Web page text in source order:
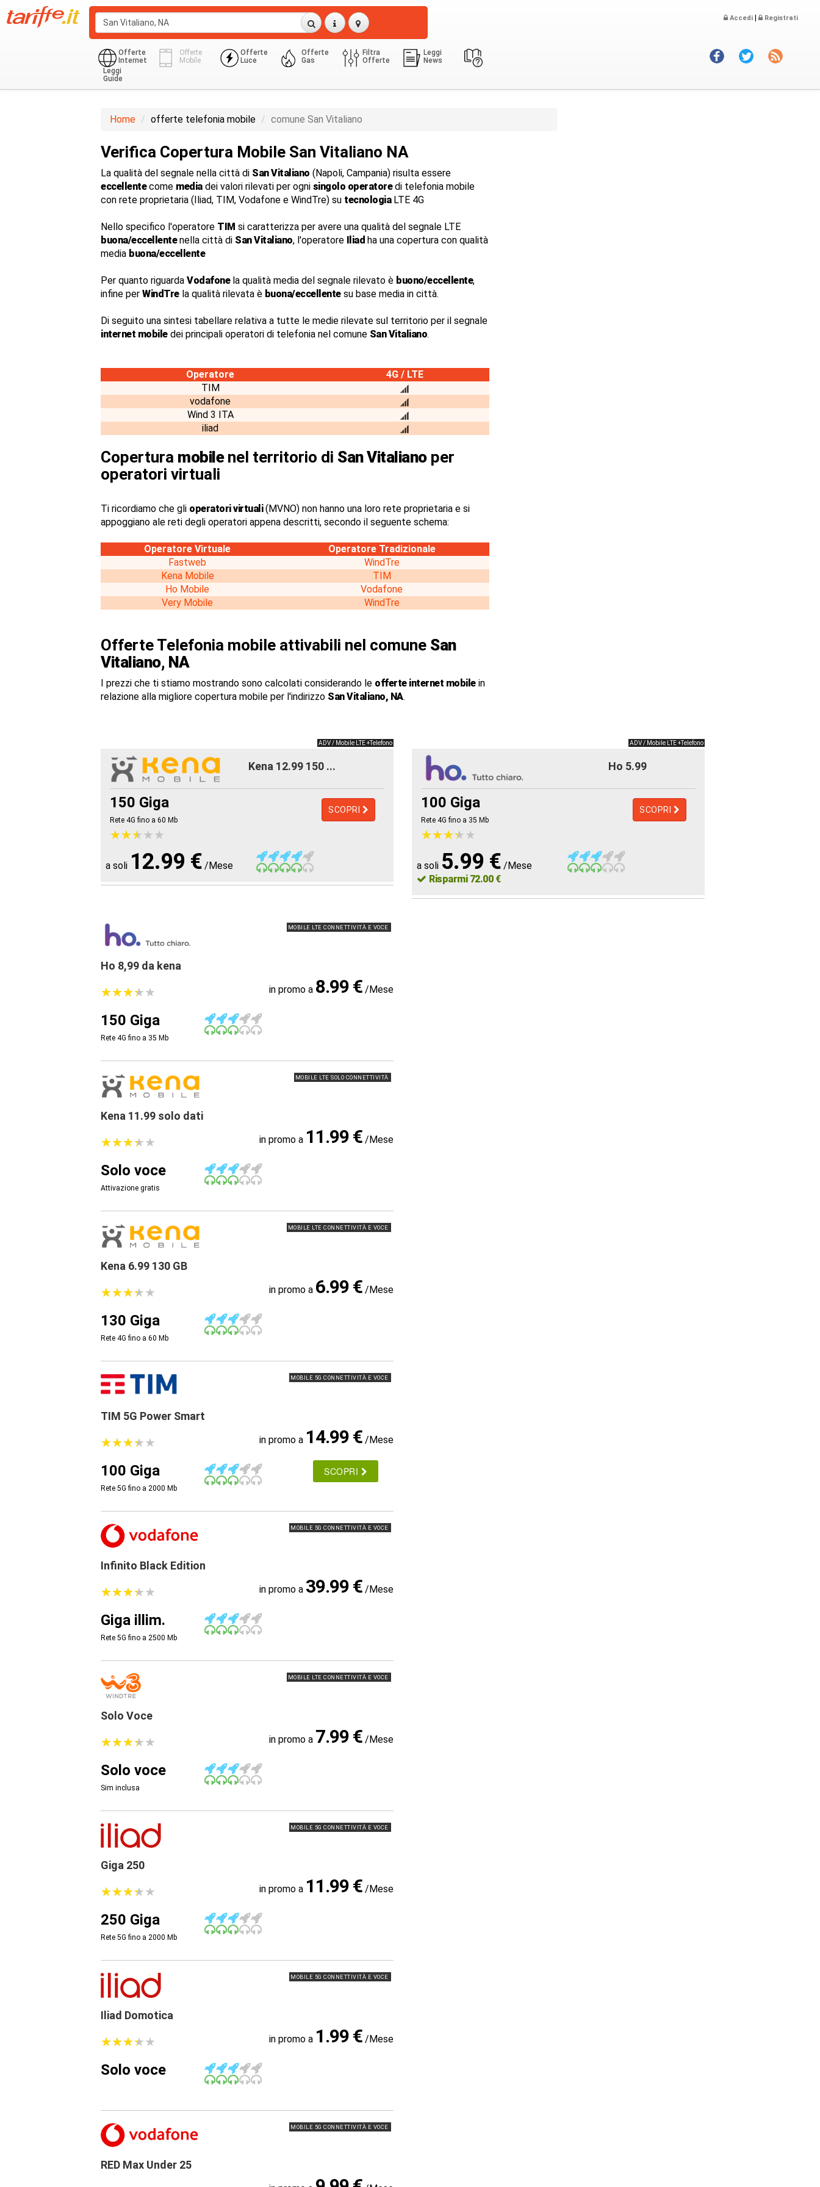
Accedi | Registrati
Offerte
Internet
Offerte
Mobile
Offerte
Luce
Offerte
Gas
Filtra
Offerte
Leggi
News
Leggi
Guide
Home offerte telefonia mobile comune San Vitaliano
Verifica Copertura Mobile San Vitaliano NA
La qualità del segnale nella città di San Vitaliano (Napoli, Campania) risulta essere
eccellentecome mediadei valori rilevati per ogni singolo operatoredi telefonia mobile
con rete proprietaria (Iliad, TIM, Vodafone e WindTre) su tecnologiaLTE 4G
Nello specifico l'operatore TIM si caratterizza per avere una qualità del segnale LTE
buona/eccellentenella città di San Vitaliano, l'operatore Iliad ha una copertura con qualità
media buona/eccellente
Per quanto riguarda Vodafonela qualità media del segnale rilevato è buono/eccellente,
infine per WindTrela qualità rilevata è buona/eccellentesu base media in città.
Di seguito una sintesi tabellare relativa a tutte le medie rilevate sul territorio per il segnale
internet mobiledei principali operatori di telefonia nel comune San Vitaliano.
Operatore
4G / LTE
TIM
vodafone
Wind 3 ITA
iliad
Copertura mobilenel territorio di San Vitalianoper
operatori virtuali
Ti ricordiamo che gli operatori virtuali(MVNO) non hanno una loro rete proprietaria e si
appoggiano ale reti degli operatori appena descritti, secondo il seguente schema:
Operatore Virtuale
Operatore Tradizionale
Fastweb
WindTre
Kena Mobile
TIM
Ho Mobile
Vodafone
Very Mobile
WindTre
Offerte Telefonia mobile attivabili nel comune San
Vitaliano, NA
I prezzi che ti stiamo mostrando sono calcolati considerando le offerte internet mobilein
relazione alla migliore copertura mobile per l'indirizzo San Vitaliano, NA.
ADV / Mobile LTE +Telefono
Kena 12.99 150 ...
150 Giga
Rete 4G fino a 60 Mb
SCOPRI
★★★★★
★★★★★
a soli 12.99 € /Mese
ADV / Mobile LTE +Telefono
Ho 5.99
100 Giga
Rete 4G fino a 35 Mb
SCOPRI
★★★★★
★★★★★
a soli 5.99 € /Mese
Risparmi 72.00 €
MOBILE LTE CONNETTIVITÀ E VOCE
Ho 8,99 da kena
★★★★★
★★★★★ in promo a 8.99 € /Mese
150 Giga
Rete 4G fino a 35 Mb
MOBILE LTE SOLO CONNETTIVITÀ
Kena 11.99 solo dati
★★★★★
★★★★★ in promo a 11.99 € /Mese
Solo voce
Attivazione gratis
MOBILE LTE CONNETTIVITÀ E VOCE
Kena 6.99 130 GB
★★★★★
★★★★★ in promo a 6.99 € /Mese
130 Giga
Rete 4G fino a 60 Mb
MOBILE 5G CONNETTIVITÀ E VOCE
TIM 5G Power Smart
★★★★★
★★★★★ in promo a 14.99 € /Mese
100 Giga
Rete 5G fino a 2000 Mb
SCOPRI
MOBILE 5G CONNETTIVITÀ E VOCE
Infinito Black Edition
★★★★★
★★★★★ in promo a 39.99 € /Mese
Giga illim.
Rete 5G fino a 2500 Mb
MOBILE LTE CONNETTIVITÀ E VOCE
Solo Voce
★★★★★
★★★★★ in promo a 7.99 € /Mese
Solo voce
Sim inclusa
MOBILE 5G CONNETTIVITÀ E VOCE
Giga 250
★★★★★
★★★★★ in promo a 11.99 € /Mese
250 Giga
Rete 5G fino a 2000 Mb
MOBILE 5G CONNETTIVITÀ E VOCE
Iliad Domotica
★★★★★
★★★★★ in promo a 1.99 € /Mese
Solo voce
MOBILE 5G CONNETTIVITÀ E VOCE
RED Max Under 25